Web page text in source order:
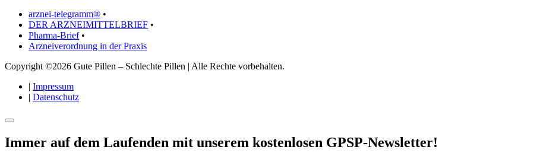
arznei-telegramm® •
DER ARZNEIMITTELBRIEF •
Pharma-Brief•
Arzneiverordnung in der Praxis
Copyright ©2026 Gute Pillen – Schlechte Pillen | Alle Rechte vorbehalten.
| Impressum
| Datenschutz
Immer auf dem Laufenden mit unserem kostenlosen GPSP-Newsletter!